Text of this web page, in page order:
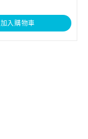
加入購物車